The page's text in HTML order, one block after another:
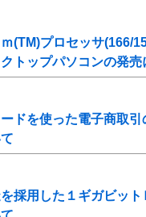
(TM)プロセッサ(166/
トップパソコンの発売
ドを使った電子商取
採用した１ギガビッ